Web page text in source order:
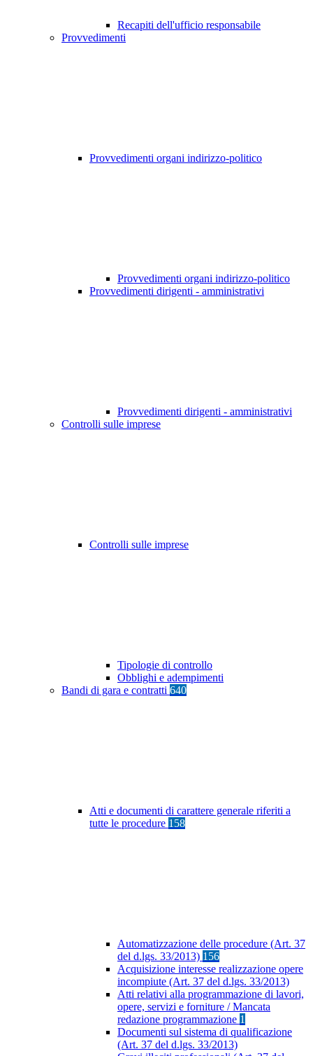
Recapiti dell'ufficio responsabile
Provvedimenti
Provvedimenti organi indirizzo-politico
Provvedimenti organi indirizzo-politico
Provvedimenti dirigenti - amministrativi
Provvedimenti dirigenti - amministrativi
Controlli sulle imprese
Controlli sulle imprese
Tipologie di controllo
Obblighi e adempimenti
Bandi di gara e contratti 640
Atti e documenti di carattere generale riferiti a
tutte le procedure 158
Automatizzazione delle procedure (Art. 37
del d.lgs. 33/2013) 156
Acquisizione interesse realizzazione opere
incompiute (Art. 37 del d.lgs. 33/2013)
Atti relativi alla programmazione di lavori,
opere, servizi e forniture / Mancata
redazione programmazione 1
Documenti sul sistema di qualificazione
(Art. 37 del d.lgs. 33/2013)